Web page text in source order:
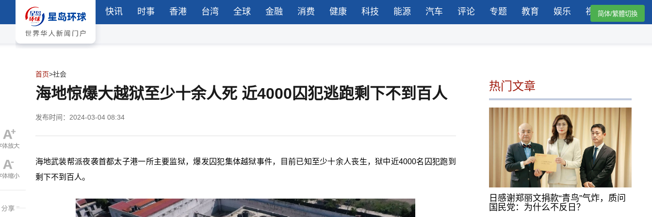
快讯 时事 香港 台湾 全球 金融 消费 健康 科技 能源 汽车 评论 专题 教育 娱乐 视频简体/繁體切換
首页>社会
海地惊爆大越狱至少十余人死 近4000囚犯逃跑剩下不到百人
发布时间：2024-03-04 08:34
海地武装帮派夜袭首都太子港一所主要监狱，爆发囚犯集体越狱事件，目前已知至少十余人丧生，狱中近4000名囚犯跑到
剩下不到百人。
热门文章
日感谢郑丽文捐款“青鸟”气炸，质问
国民党：为什么不反日？